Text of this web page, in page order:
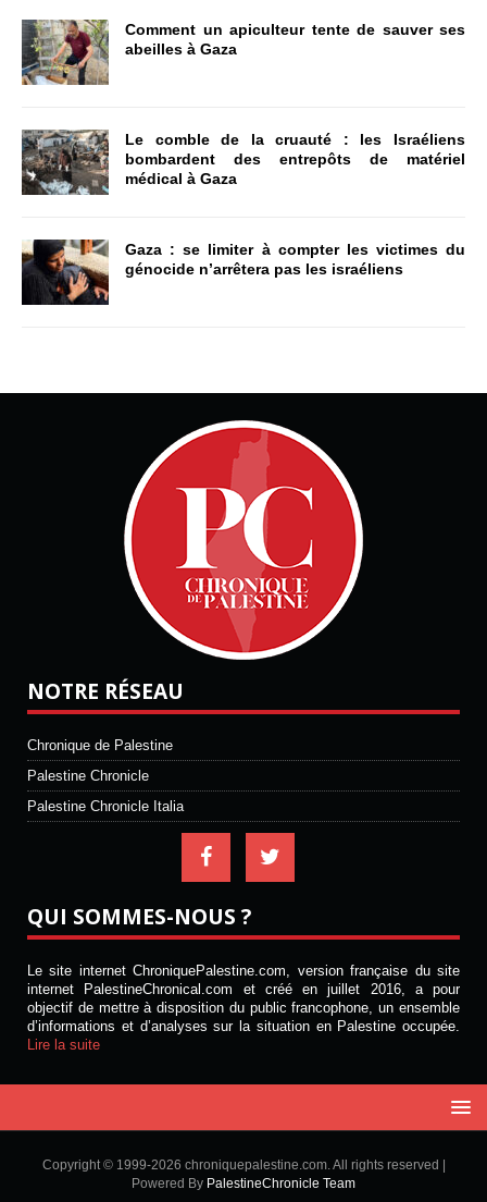
Comment un apiculteur tente de sauver ses
abeilles à Gaza
Le comble de la cruauté : les Israéliens
bombardent des entrepôts de matériel
médical à Gaza
Gaza : se limiter à compter les victimes du
génocide n’arrêtera pas les israéliens
NOTRE RÉSEAU
Chronique de Palestine
Palestine Chronicle
Palestine Chronicle Italia
QUI SOMMES-NOUS ?
Le site internet ChroniquePalestine.com, version française du site
internet PalestineChronical.com et créé en juillet 2016, a pour
objectif de mettre à disposition du public francophone, un ensemble
d’informations et d’analyses sur la situation en Palestine occupée.
Lire la suite
Copyright © 1999-2026 chroniquepalestine.com. All rights reserved |
Powered By PalestineChronicle Team